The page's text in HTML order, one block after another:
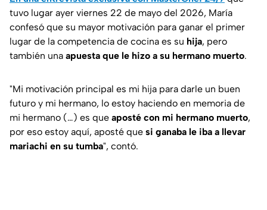
tuvo lugar ayer viernes 22 de mayo del 2026, María
confesó que su mayor motivación para ganar el primer
lugar de la competencia de cocina es su hija, pero
también una apuesta que le hizo a su hermano muerto.
"Mi motivación principal es mi hija para darle un buen
futuro y mi hermano, lo estoy haciendo en memoria de
mi hermano (…) es que aposté con mi hermano muerto,
por eso estoy aquí, aposté que si ganaba le iba a llevar
mariachi en su tumba", contó.